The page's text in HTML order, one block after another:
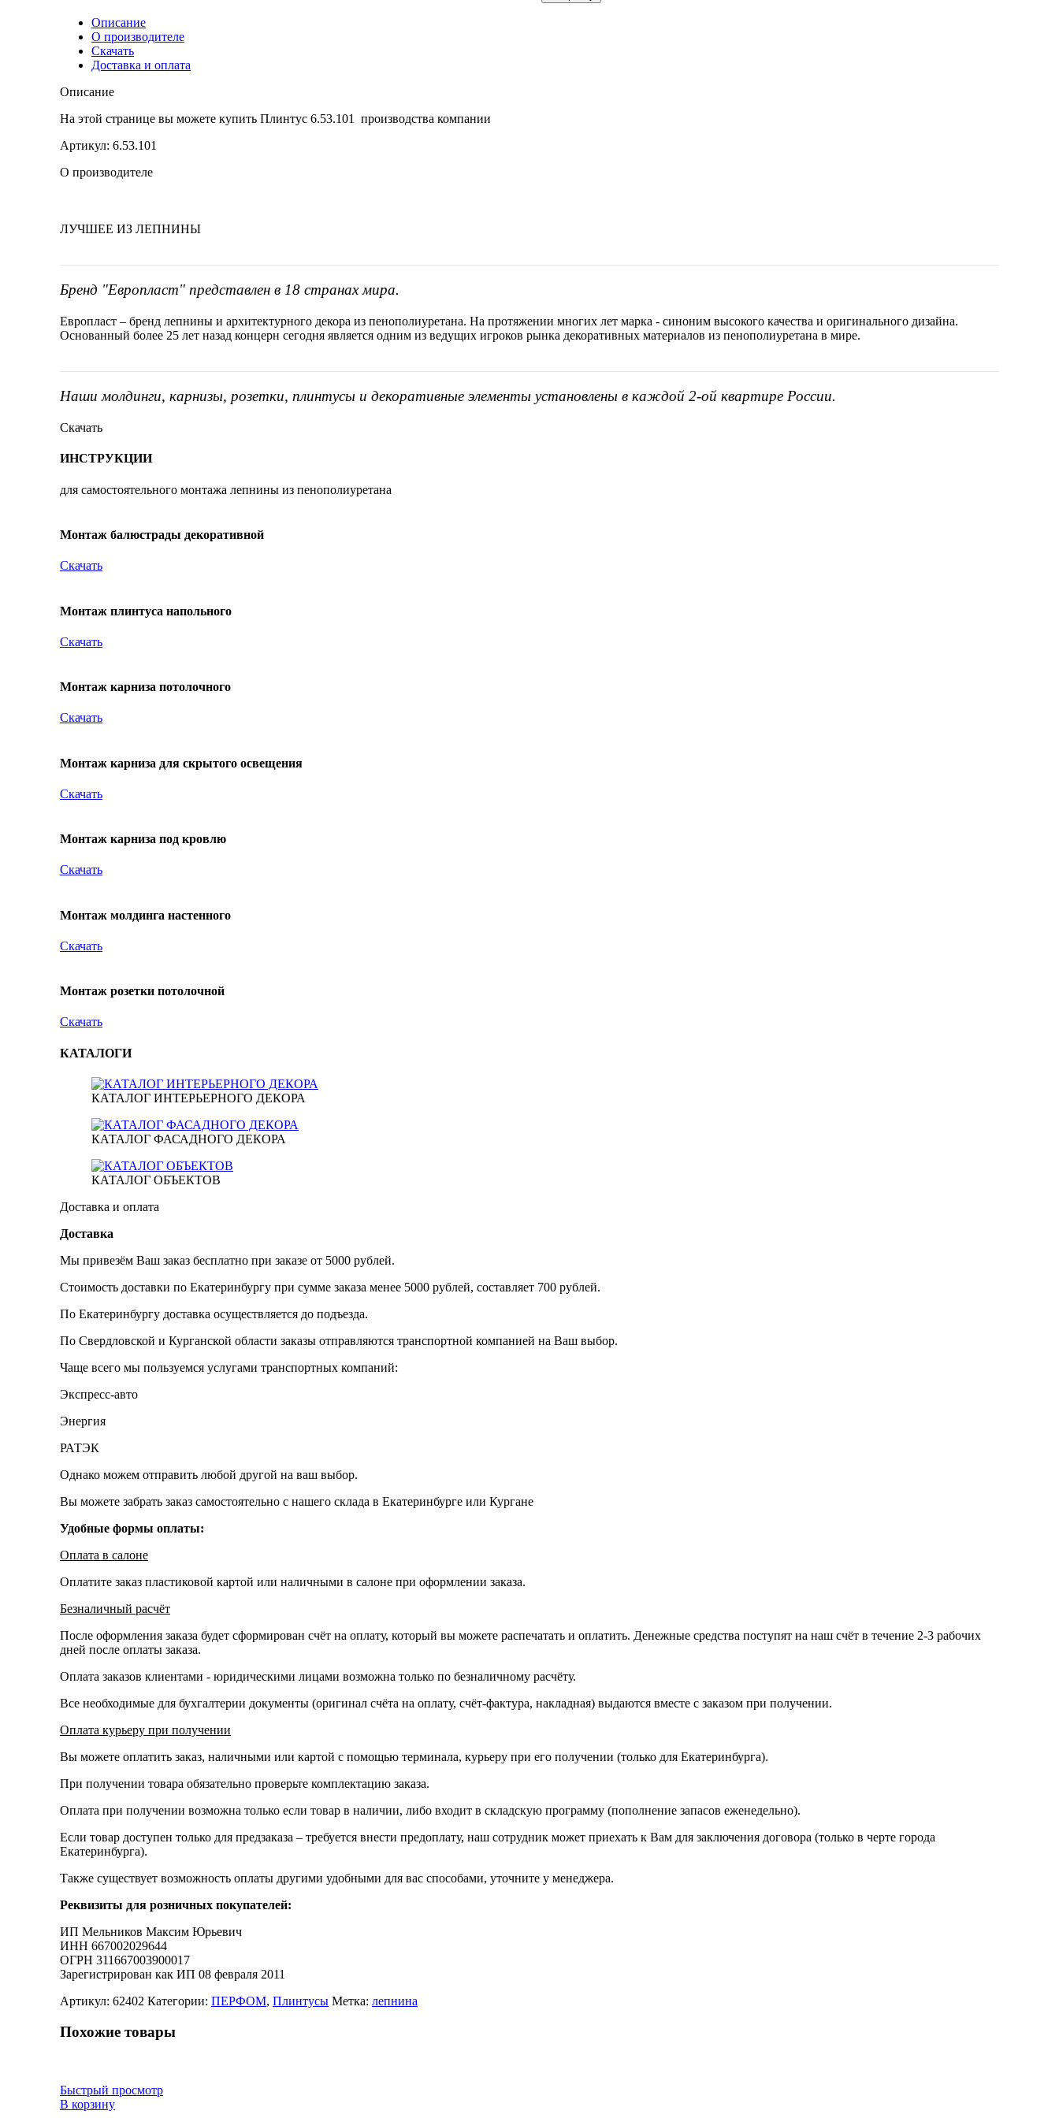
Описание
О производителе
Скачать
Доставка и оплата
Описание
На этой странице вы можете купить Плинтус 6.53.101 производства компании
Артикул: 6.53.101
О производителе
ЛУЧШЕЕ ИЗ ЛЕПНИНЫ
Бренд "Европласт" представлен в 18 странах мира.
Европласт – бренд лепнины и архитектурного декора из пенополиуретана. На протяжении многих лет марка - синоним высокого качества и оригинального дизайна.
Основанный более 25 лет назад концерн сегодня является одним из ведущих игроков рынка декоративных материалов из пенополиуретана в мире.
Наши молдинги, карнизы, розетки, плинтусы и декоративные элементы установлены в каждой 2-ой квартире России.
Скачать
ИНСТРУКЦИИ
для самостоятельного монтажа лепнины из пенополиуретана
Монтаж балюстрады декоративной
Скачать
Монтаж плинтуса напольного
Скачать
Монтаж карниза потолочного
Скачать
Монтаж карниза для скрытого освещения
Скачать
Монтаж карниза под кровлю
Скачать
Монтаж молдинга настенного
Скачать
Монтаж розетки потолочной
Скачать
КАТАЛОГИ
КАТАЛОГ ИНТЕРЬЕРНОГО ДЕКОРА
КАТАЛОГ ФАСАДНОГО ДЕКОРА
КАТАЛОГ ОБЪЕКТОВ
Доставка и оплата
Доставка
Мы привезём Ваш заказ бесплатно при заказе от 5000 рублей.
Стоимость доставки по Екатеринбургу при сумме заказа менее 5000 рублей, составляет 700 рублей.
По Екатеринбургу доставка осуществляется до подъезда.
По Свердловской и Курганской области заказы отправляются транспортной компанией на Ваш выбор.
Чаще всего мы пользуемся услугами транспортных компаний:
Экспресс-авто
Энергия
РАТЭК
Однако можем отправить любой другой на ваш выбор.
Вы можете забрать заказ самостоятельно с нашего склада в Екатеринбурге или Кургане
Удобные формы оплаты:
Оплата в салоне
Оплатите заказ пластиковой картой или наличными в салоне при оформлении заказа.
Безналичный расчёт
После оформления заказа будет сформирован счёт на оплату, который вы можете распечатать и оплатить. Денежные средства поступят на наш счёт в течение 2-3 рабочих
дней после оплаты заказа.
Оплата заказов клиентами - юридическими лицами возможна только по безналичному расчёту.
Все необходимые для бухгалтерии документы (оригинал счёта на оплату, счёт-фактура, накладная) выдаются вместе с заказом при получении.
Оплата курьеру при получении
Вы можете оплатить заказ, наличными или картой с помощью терминала, курьеру при его получении (только для Екатеринбурга).
При получении товара обязательно проверьте комплектацию заказа.
Оплата при получении возможна только если товар в наличии, либо входит в складскую программу (пополнение запасов еженедельно).
Если товар доступен только для предзаказа – требуется внести предоплату, наш сотрудник может приехать к Вам для заключения договора (только в черте города
Екатеринбурга).
Также существует возможность оплаты другими удобными для вас способами, уточните у менеджера.
Реквизиты для розничных покупателей:
ИП Мельников Максим Юрьевич
ИНН 667002029644
ОГРН 311667003900017
Зарегистрирован как ИП 08 февраля 2011
Артикул: 62402 Категории: ПЕРФОМ, Плинтусы Метка: лепнина
Похожие товары
Быстрый просмотр
В корзину